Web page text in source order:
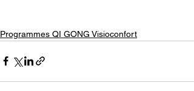
Programmes QI GONG Visioconfort